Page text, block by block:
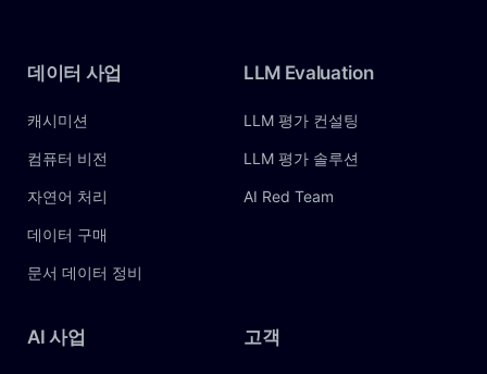
데이터 사업
캐시미션
컴퓨터 비전
자연어 처리
데이터 구매
문서 데이터 정비
LLM Evaluation
LLM 평가 컨설팅
LLM 평가 솔루션
AI Red Team
AI사업 고객